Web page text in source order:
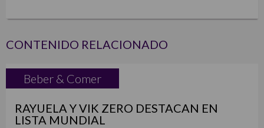
CONTENIDO RELACIONADO
Beber & Comer
RAYUELA Y VIK ZERO DESTACAN EN
LISTA MUNDIAL